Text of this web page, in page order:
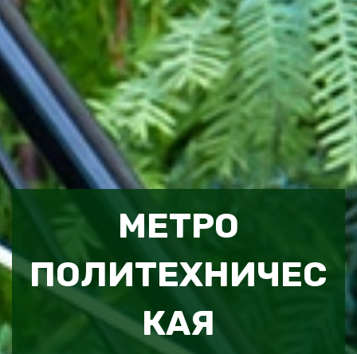
МЕТРО
ПОЛИТЕХНИЧЕС
КАЯ